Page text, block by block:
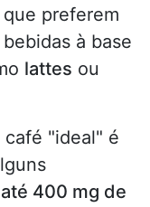
preferem
à base
lattes ou
"ideal" é
até 400 mg de